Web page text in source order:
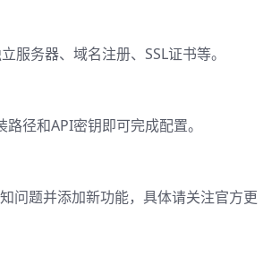
务器、域名注册、SSL证书等。
径和API密钥即可完成配置。
问题并添加新功能，具体请关注官方更